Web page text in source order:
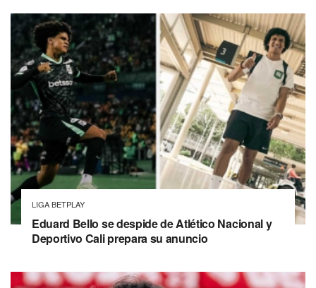
LIGA BETPLAY
Eduard Bello se despide de Atlético Nacional y
Deportivo Cali prepara su anuncio